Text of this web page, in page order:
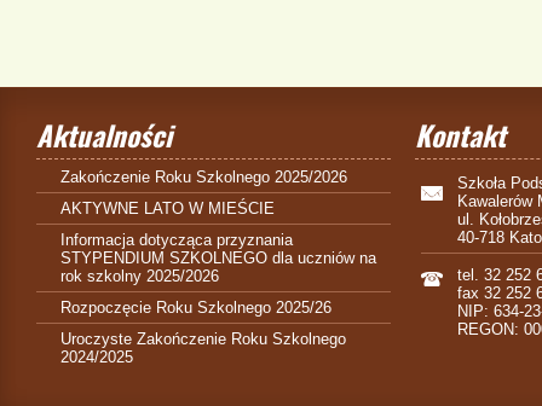
Aktualności
Zakończenie Roku Szkolnego 2025/2026
AKTYWNE LATO W MIEŚCIE
Informacja dotycząca przyznania
STYPENDIUM SZKOLNEGO dla uczniów na
rok szkolny 2025/2026
Rozpoczęcie Roku Szkolnego 2025/26
Uroczyste Zakończenie Roku Szkolnego
2024/2025
Kontakt
Szkoła
Kawalerów
ul.
40-718
tel. 32 252
fax 32 252
NIP: 634-
REGON: